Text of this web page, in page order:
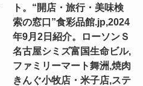
ト。“開店・旅行・美味検
索の窓口”食彩品館.jp,2024
年9月2日紹介。ローソンＳ
名古屋シミズ富国生命ビル,
ファミリーマート舞洲,焼肉
きんぐ小牧店・米子店,ステ